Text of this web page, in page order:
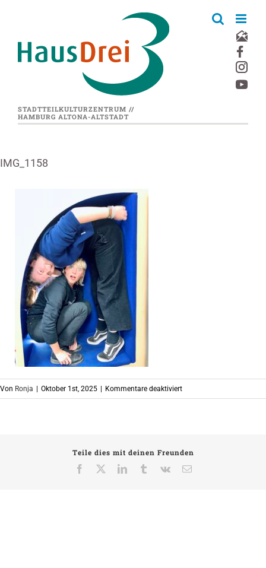
STADTTEILKULTURZENTRUM //
HAMBURG ALTONA-ALTSTADT
IMG_1158
Von Ronja Oktober 1st, 2025 Kommentare deaktiviertfür
IMG_1158
Teile dies mit deinen Freunden
Facebook
LinkedInTumblrVk
E-